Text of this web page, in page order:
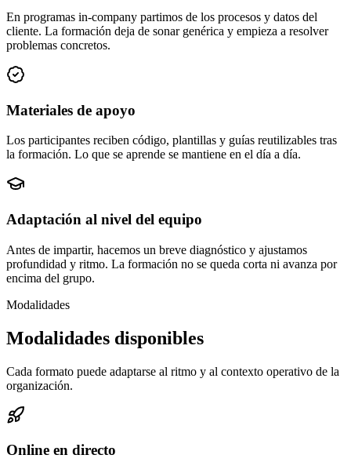
En programas in-company partimos de los procesos y datos del
cliente. La formación deja de sonar genérica y empieza a resolver
problemas concretos.
Materiales de apoyo
Los participantes reciben código, plantillas y guías reutilizables tras
la formación. Lo que se aprende se mantiene en el día a día.
Adaptación al nivel del equipo
Antes de impartir, hacemos un breve diagnóstico y ajustamos
profundidad y ritmo. La formación no se queda corta ni avanza por
encima del grupo.
Modalidades
Modalidades disponibles
Cada formato puede adaptarse al ritmo y al contexto operativo de la
organización.
Online en directo